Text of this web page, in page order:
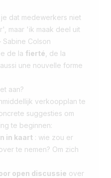
dat medewerkers niet
maar 'ik maak deel uit
Sabine Colson
de la fierté , de la
aussi une nouvelle forme
aan?
verkoopplan te
suggesties om
te beginnen:
in kaart : wie zou er
te nemen? Om zich
open discussie over